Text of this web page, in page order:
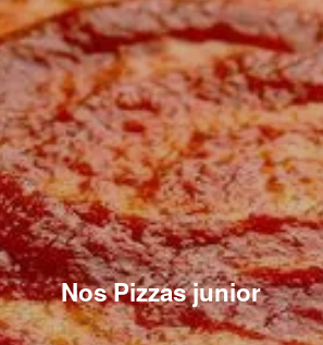
Nos Pizzas junior